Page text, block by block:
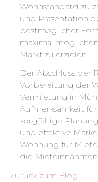
Wohnstandard zu
und Präsentation
bestmöglicher
maximal
Markt zu erzielen.
Der Abschluss der
Vorbereitung der
Vermietung in
Aufmerksamkeit
sorgfältige
und effektive
Wohnung für
die
Zurück zum Blog